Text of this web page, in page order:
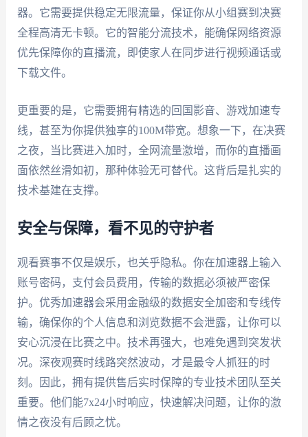
器。它需要提供稳定无限流量，保证你从小组赛到决赛
全程高清无卡顿。它的智能分流技术，能确保网络资源
优先保障你的直播流，即使家人在同步进行视频通话或
下载文件。
更重要的是，它需要拥有精选的回国影音、游戏加速专
线，甚至为你提供独享的100M带宽。想象一下，在决赛
之夜，当比赛进入加时，全网流量激增，而你的直播画
面依然丝滑如初，那种体验无可替代。这背后是扎实的
技术基建在支撑。
安全与保障，看不见的守护者
观看赛事不仅是娱乐，也关乎隐私。你在加速器上输入
账号密码，支付会员费用，传输的数据必须被严密保
护。优秀加速器会采用金融级的数据安全加密和专线传
输，确保你的个人信息和浏览数据不会泄露，让你可以
安心沉浸在比赛之中。技术再强大，也难免遇到突发状
况。深夜观赛时线路突然波动，才是最令人抓狂的时
刻。因此，拥有提供售后实时保障的专业技术团队至关
重要。他们能7x24小时响应，快速解决问题，让你的激
情之夜没有后顾之忧。